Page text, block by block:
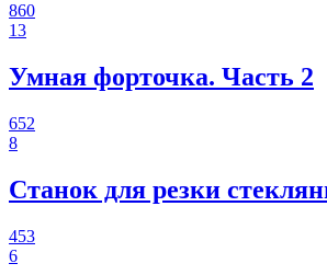
860
13
Умная форточка. Часть 2
652
8
Станок для резки
453
6